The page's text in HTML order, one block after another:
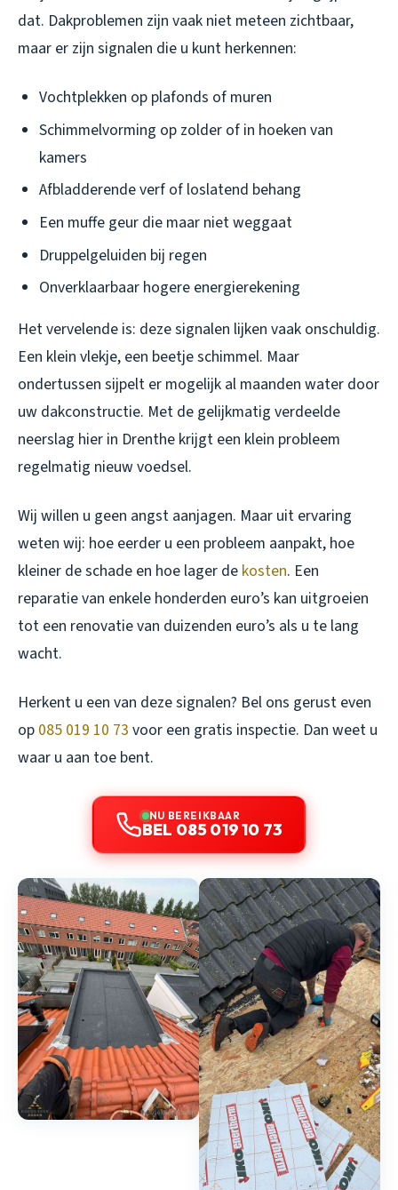
dat. Dakproblemen zijn vaak niet meteen zichtbaar,
maar er zijn signalen die u kunt herkennen:
Vochtplekken op plafonds of muren
Schimmelvorming op zolder of in hoeken van
kamers
Afbladderende verf of loslatend behang
Een muffe geur die maar niet weggaat
Druppelgeluiden bij regen
Onverklaarbaar hogere energierekening
Het vervelende is: deze signalen lijken vaak onschuldig.
Een klein vlekje, een beetje schimmel. Maar
ondertussen sijpelt er mogelijk al maanden water door
uw dakconstructie. Met de gelijkmatig verdeelde
neerslag hier in Drenthe krijgt een klein probleem
regelmatig nieuw voedsel.
Wij willen u geen angst aanjagen. Maar uit ervaring
weten wij: hoe eerder u een probleem aanpakt, hoe
kleiner de schade en hoe lager de kosten. Een
reparatie van enkele honderden euro’s kan uitgroeien
tot een renovatie van duizenden euro’s als u te lang
wacht.
Herkent u een van deze signalen? Bel ons gerust even
op 085 019 10 73 voor een gratis inspectie. Dan weet u
waar u aan toe bent.
NU BEREIKBAAR
BEL 085 019 10 73